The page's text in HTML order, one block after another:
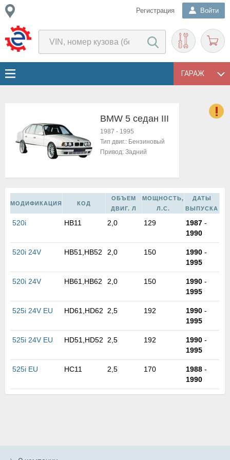
Регистрация Войти
ГАРАЖ
BMW 5 седан III
1987 - 1995
Тип двиг.: Бензиновый
Привод: Задний
МОДИФИКАЦИЯ КОД
ОБЪЕМ
ДВИГ. Л
МОЩНОСТЬ,
Л.С.
ДАТЫ
ВЫПУСКА
520i HB11 2,0 129 1987 -
1990
520i 24V HB51,HB52 2,0 150 1990 -
1995
520i 24V HB61,HB62 2,0 150 1990 -
1995
525i 24V EU HD61,HD62 2,5 192 1990 -
1995
525i 24V EU HD51,HD52 2,5 192 1990 -
1995
525i EU HC11 2,5 170 1988 -
1990